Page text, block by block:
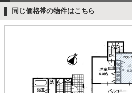
同じ価格帯の物件はこちら